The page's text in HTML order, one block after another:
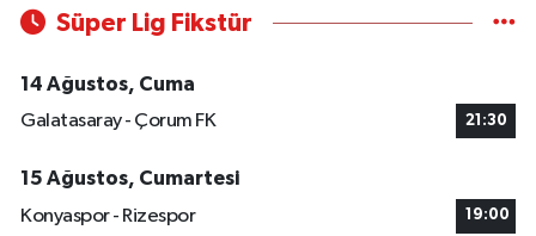
Süper Lig Fikstür
14 Ağustos, Cuma
Galatasaray - Çorum FK
21:30
15 Ağustos, Cumartesi
Konyaspor - Rizespor
19:00